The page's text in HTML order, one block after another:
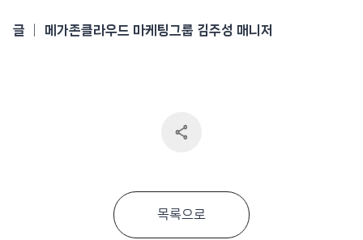
글 │ 메가존클라우드 마케팅그룹 김주성 매니저
목록으로